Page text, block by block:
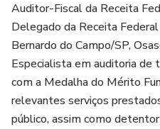
Auditor-Fiscal da Receita
Delegado da Receita
Bernardo do Campo/SP,
Especialista em auditoria de
com a Medalha do Mérito
relevantes serviços
público, assim como